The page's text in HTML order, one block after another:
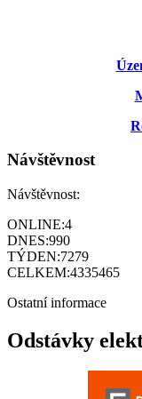
Návštěvnost
Návštěvnost:
ONLINE:4
DNES:990
TÝDEN:7279
CELKEM:4335465
Ostatní informace
Odstávky